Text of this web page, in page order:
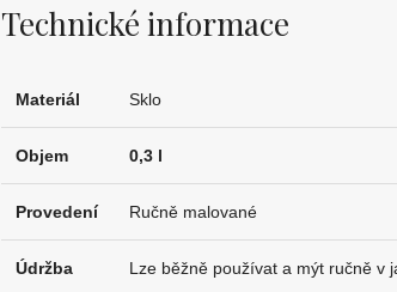
Technické informace
Materiál Sklo
Objem 0,3 l
Provedení Ručně malované
Údržba Lze běžně používat a mýt ručně v